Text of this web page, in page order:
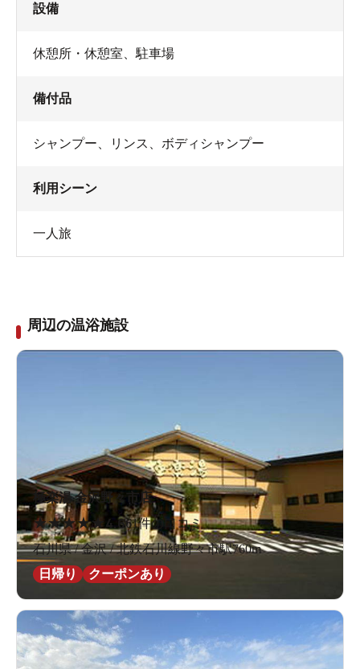
設備
休憩所・休憩室 駐車場
備付品
シャンプー リンス ボディシャンプー
利用シーン
一人旅
周辺の温浴施設
極楽湯 金沢野々市店
★★★★★ 4.661件の口コミ
石川県 / 金沢 / 北鉄石川線野々市駅760m
日帰り
クーポンあり